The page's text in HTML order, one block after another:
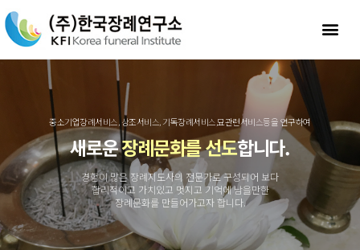
중소기업장례서비스, 상조서비스, 기독장례서비스,묘관련서비스등을 연구하여
새로운장례문화를 선도합니다.
경험이 많은 장례지도사의 전문가로 구성되어 보다
합리적이고 가치있고 멋지고 기억에 남을만한
장례문화를 만들어가고자 합니다.